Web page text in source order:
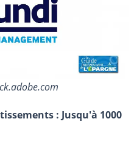
: Jusqu'à 1000